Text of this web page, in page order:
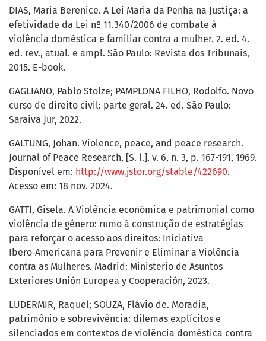
DIAS, Maria Berenice. A Lei Maria da Penha na Justiça: a
efetividade da Lei nº 11.340/2006 de combate à
violência doméstica e familiar contra a mulher. 2. ed. 4.
ed. rev., atual. e ampl. São Paulo: Revista dos Tribunais,
2015. E-book.
GAGLIANO, Pablo Stolze; PAMPLONA FILHO, Rodolfo. Novo
curso de direito civil: parte geral. 24. ed. São Paulo:
Saraiva Jur, 2022.
GALTUNG, Johan. Violence, peace, and peace research.
Journal of Peace Research, [S. l.], v. 6, n. 3, p. 167-191, 1969.
Disponível em: http://www.jstor.org/stable/422690.
Acesso em: 18 nov. 2024.
GATTI, Gisela. A Violência económica e patrimonial como
violência de género: rumo à construção de estratégias
para reforçar o acesso aos direitos: Iniciativa
Ibero‑Americana para Prevenir e Eliminar a Violência
contra as Mulheres. Madrid: Ministerio de Asuntos
Exteriores Unión Europea y Cooperación, 2023.
LUDERMIR, Raquel; SOUZA, Flávio de. Moradia,
patrimônio e sobrevivência: dilemas explícitos e
silenciados em contextos de violência doméstica contra